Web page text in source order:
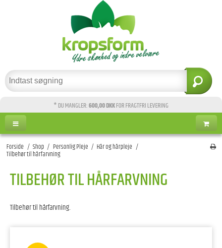
* DU MANGLER:600,00 DKKFOR FRAGTFRI LEVERING
Forside / Shop / Personlig Pleje / Hår og hårpleje /
Tilbehør til hårfarvning
TILBEHØR TIL HÅRFARVNING
Tilbehør til hårfarvning.